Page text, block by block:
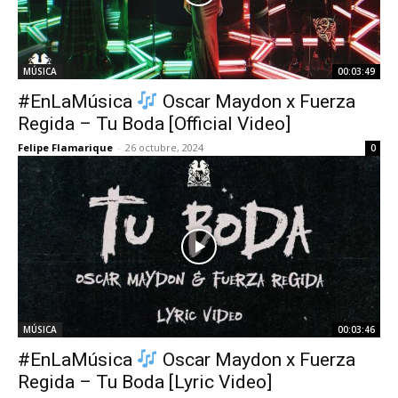
MÚSICA 00:03:49
#EnLaMúsica
Oscar Maydon x Fuerza
Regida – Tu Boda [Official Video]
Felipe Flamarique - 26 octubre, 2024 0
MÚSICA 00:03:46
#EnLaMúsica
Oscar Maydon x Fuerza
Regida – Tu Boda [Lyric Video]